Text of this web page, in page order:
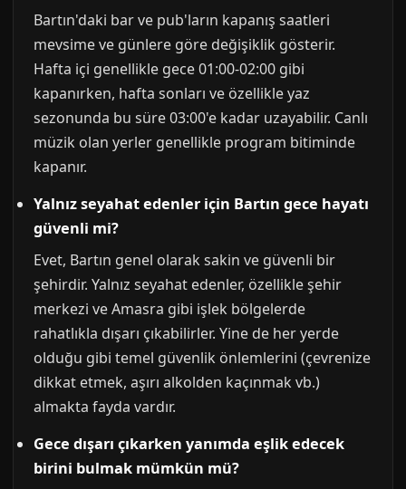
Bartın'daki bar ve pub'ların kapanış saatleri
mevsime ve günlere göre değişiklik gösterir.
Hafta içi genellikle gece 01:00-02:00 gibi
kapanırken, hafta sonları ve özellikle yaz
sezonunda bu süre 03:00'e kadar uzayabilir. Canlı
müzik olan yerler genellikle program bitiminde
kapanır.
Yalnız seyahat edenler için Bartın gece hayatı
güvenli mi?
Evet, Bartın genel olarak sakin ve güvenli bir
şehirdir. Yalnız seyahat edenler, özellikle şehir
merkezi ve Amasra gibi işlek bölgelerde
rahatlıkla dışarı çıkabilirler. Yine de her yerde
olduğu gibi temel güvenlik önlemlerini (çevrenize
dikkat etmek, aşırı alkolden kaçınmak vb.)
almakta fayda vardır.
Gece dışarı çıkarken yanımda eşlik edecek
birini bulmak mümkün mü?